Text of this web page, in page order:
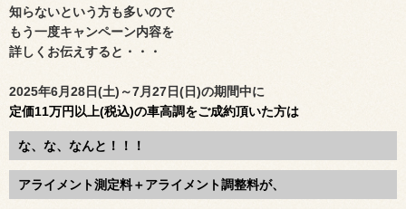
知らないという方も多いので
もう一度キャンペーン内容を
詳しくお伝えすると・・・
2025年6月28日(土)～7月27日(日)の期間中に
定価11万円以上(税込)の車高調をご成約頂いた方は
な、な、なんと！！！
アライメント測定料＋アライメント調整料が、